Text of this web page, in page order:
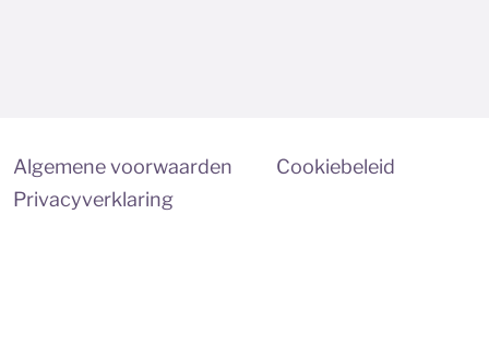
Algemene voorwaarden
Cookiebeleid
Privacyverklaring